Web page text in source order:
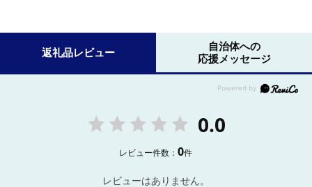
返礼品レビュー
自治体への
応援メッセージ
0.0
レビュー件数：0件
レビューはありません。